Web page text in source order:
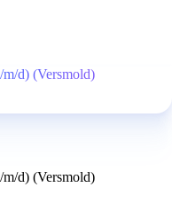
d) (Versmold)
d) (Versmold)